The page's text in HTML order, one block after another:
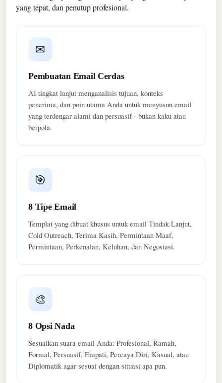
yang tepat, dan penutup profesional.
✉
Pembuatan Email Cerdas
AI tingkat lanjut menganalisis tujuan, konteks
penerima, dan poin utama Anda untuk menyusun email
yang terdengar alami dan persuasif - bukan kaku atau
berpola.
🎯
8 Tipe Email
Templat yang dibuat khusus untuk email Tindak Lanjut,
Cold Outreach, Terima Kasih, Permintaan Maaf,
Permintaan, Perkenalan, Keluhan, dan Negosiasi.
🎨
8 Opsi Nada
Sesuaikan suara email Anda: Profesional, Ramah,
Formal, Persuasif, Empati, Percaya Diri, Kasual, atau
Diplomatik agar sesuai dengan situasi apa pun.